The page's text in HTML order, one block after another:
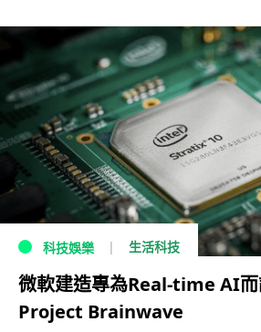
科技娛樂 生活科技
微軟建造專為Real-time AI
Project Brainwave